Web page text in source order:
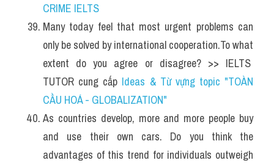
CRIME IELTS
Many today feel that most urgent problems can
only be solved by international cooperation.To what
extent do you agree or disagree? >> IELTS
TUTOR cung cấp Ideas & Từ vựng topic "TOÀN
CẦU HOÁ - GLOBALIZATION"
As countries develop, more and more people buy
and use their own cars. Do you think the
advantages of this trend for individuals outweigh